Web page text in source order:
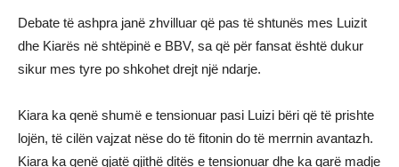
Debate të ashpra janë zhvilluar që pas të shtunës mes Luizit
dhe Kiarës në shtëpinë e BBV, sa që për fansat është dukur
sikur mes tyre po shkohet drejt një ndarje.
Kiara ka qenë shumë e tensionuar pasi Luizi bëri që të prishte
lojën, të cilën vajzat nëse do të fitonin do të merrnin avantazh.
Kiara ka qenë gjatë gjithë ditës e tensionuar dhe ka qarë madje